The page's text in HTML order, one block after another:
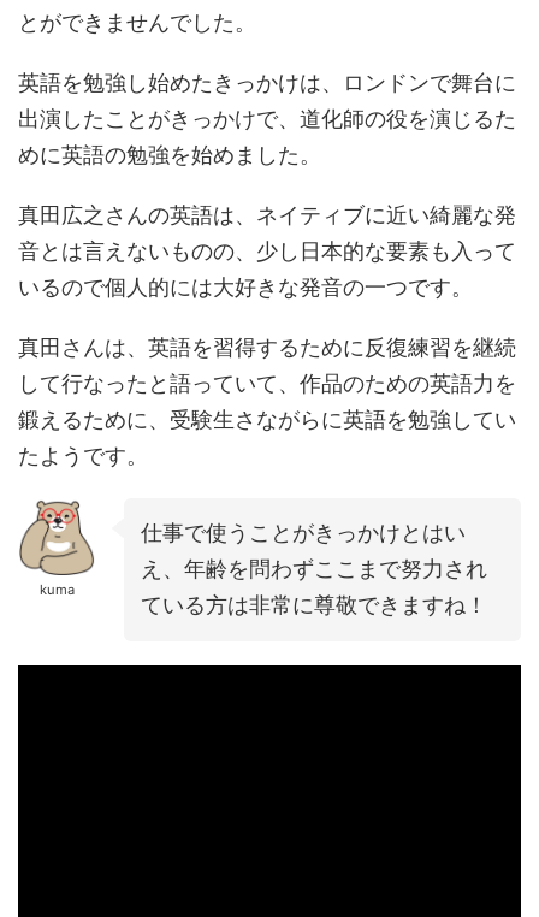
とができませんでした。
英語を勉強し始めたきっかけは、ロンドンで舞台に
出演したことがきっかけで、道化師の役を演じるた
めに英語の勉強を始めました。
真田広之さんの英語は、ネイティブに近い綺麗な発
音とは言えないものの、少し日本的な要素も入って
いるので個人的には大好きな発音の一つです。
真田さんは、英語を習得するために反復練習を継続
して行なったと語っていて、作品のための英語力を
鍛えるために、受験生さながらに英語を勉強してい
たようです。
kuma
仕事で使うことがきっかけとはい
え、年齢を問わずここまで努力され
ている方は非常に尊敬できますね！